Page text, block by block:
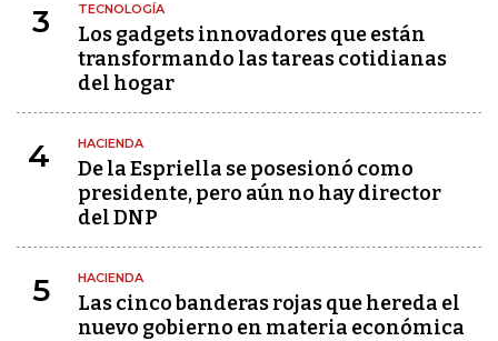
3 TECNOLOGÍA
Los gadgets innovadores que están
transformando las tareas cotidianas
del hogar
4 HACIENDA
De la Espriella se posesionó como
presidente, pero aún no hay director
del DNP
5 HACIENDA
Las cinco banderas rojas que hereda el
nuevo gobierno en materia económica